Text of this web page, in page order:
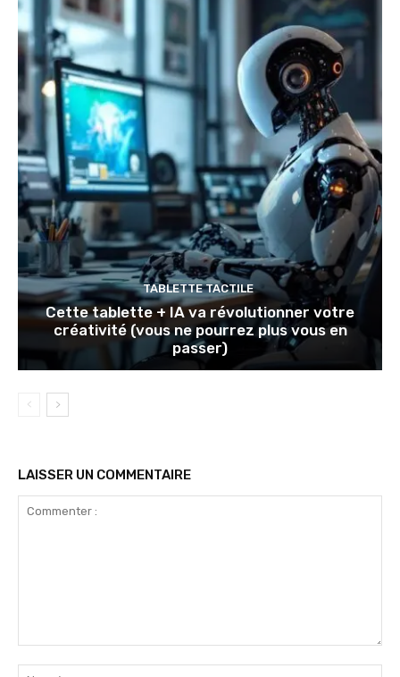
TABLETTE TACTILE
Cette tablette + IA va révolutionner votre
créativité (vous ne pourrez plus vous en
passer)
LAISSER UN COMMENTAIRE